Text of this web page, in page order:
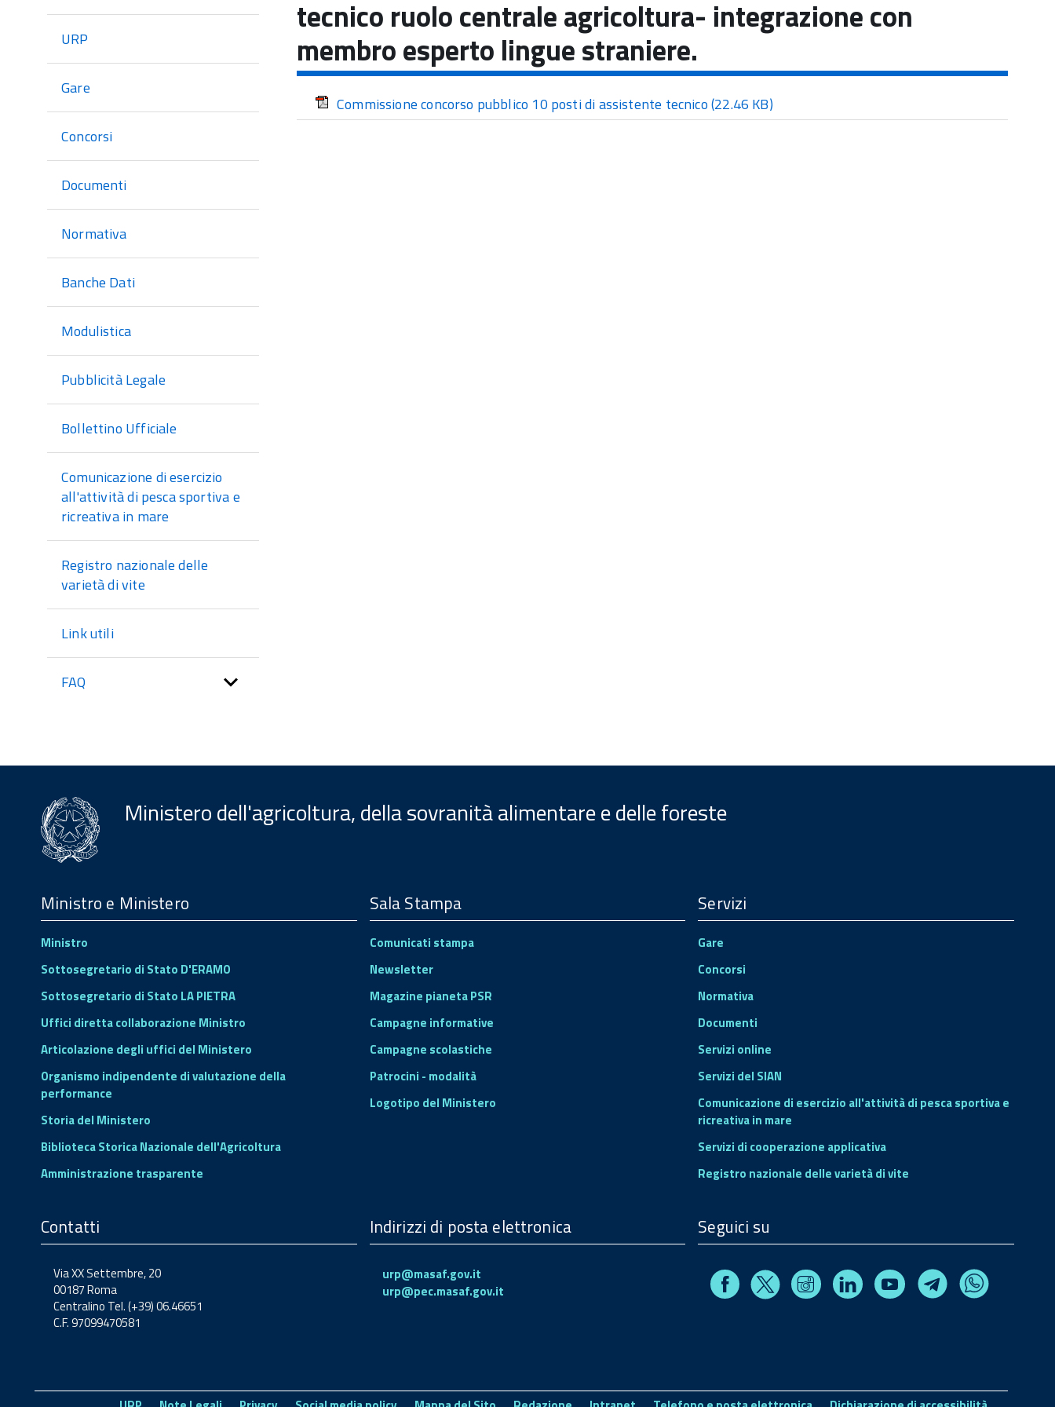
sezione
URP
Gare
Concorsi
Documenti
Normativa
Banche Dati
Modulistica
Pubblicità Legale
Bollettino Ufficiale
Comunicazione di esercizio
all'attività di pesca sportiva e
ricreativa in mare
Registro nazionale delle
varietà di vite
Link utili
FAQ
tecnico ruolo centrale agricoltura- integrazione con
membro esperto lingue straniere.
Commissione concorso pubblico 10 posti di assistente tecnico(22.46 KB)
Ministero dell'agricoltura, della sovranità alimentare e delle foreste
Footer
Ministro e Ministero
Ministro
Sottosegretario di Stato D'ERAMO
Sottosegretario di Stato LA PIETRA
Uffici diretta collaborazione Ministro
Articolazione degli uffici del Ministero
Organismo indipendente di valutazione della
performance
Storia del Ministero
Biblioteca Storica Nazionale dell'Agricoltura
Amministrazione trasparente
Sala Stampa
Comunicati stampa
Newsletter
Magazine pianeta PSR
Campagne informative
Campagne scolastiche
Patrocini - modalità
Logotipo del Ministero
Servizi
Gare
Concorsi
Normativa
Documenti
Servizi online
Servizi del SIAN
Comunicazione di esercizio all'attività di pesca sportiva e
ricreativa in mare
Servizi di cooperazione applicativa
Registro nazionale delle varietà di vite
Contatti
Via XX Settembre, 20
00187 Roma
Centralino Tel. (+39) 06.46651
C.F. 97099470581
Indirizzi di posta elettronica
urp@masaf.gov.it
urp@pec.masaf.gov.it
Seguici su
Facebook
X InstagramLinkedinYoutube TelegramWhatsapp